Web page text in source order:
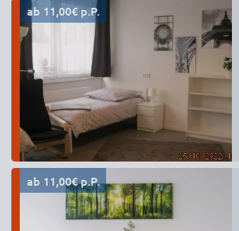
ab 11,00€ p.P.
ab 11,00€ p.P.